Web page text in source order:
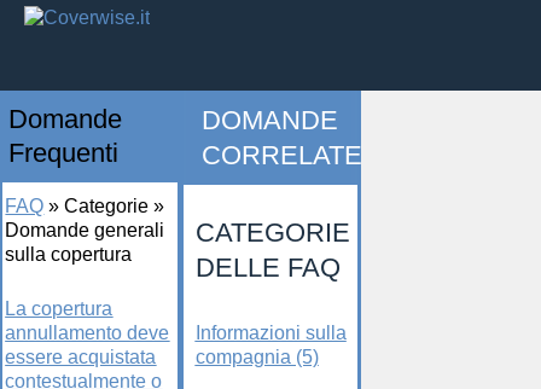
Domande
Frequenti
FAQ »Categorie »
Domande generali
sulla copertura
La copertura
annullamento deve
essere acquistata
contestualmente o
DOMANDE
CORRELATE
CATEGORIE
DELLE FAQ
Informazioni sulla
compagnia (5)